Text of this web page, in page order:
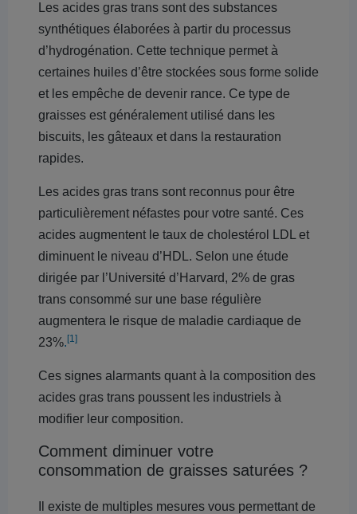
Les acides gras trans sont des substances
synthétiques élaborées à partir du processus
d’hydrogénation. Cette technique permet à
certaines huiles d’être stockées sous forme solide
et les empêche de devenir rance. Ce type de
graisses est généralement utilisé dans les
biscuits, les gâteaux et dans la restauration
rapides.
Les acides gras trans sont reconnus pour être
particulièrement néfastes pour votre santé. Ces
acides augmentent le taux de cholestérol LDL et
diminuent le niveau d’HDL. Selon une étude
dirigée par l’Université d’Harvard, 2% de gras
trans consommé sur une base régulière
augmentera le risque de maladie cardiaque de
23%. [1]
Ces signes alarmants quant à la composition des
acides gras trans poussent les industriels à
modifier leur composition.
Comment diminuer votre
consommation de graisses saturées ?
Il existe de multiples mesures vous permettant de